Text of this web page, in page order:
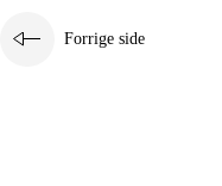
Forrige side